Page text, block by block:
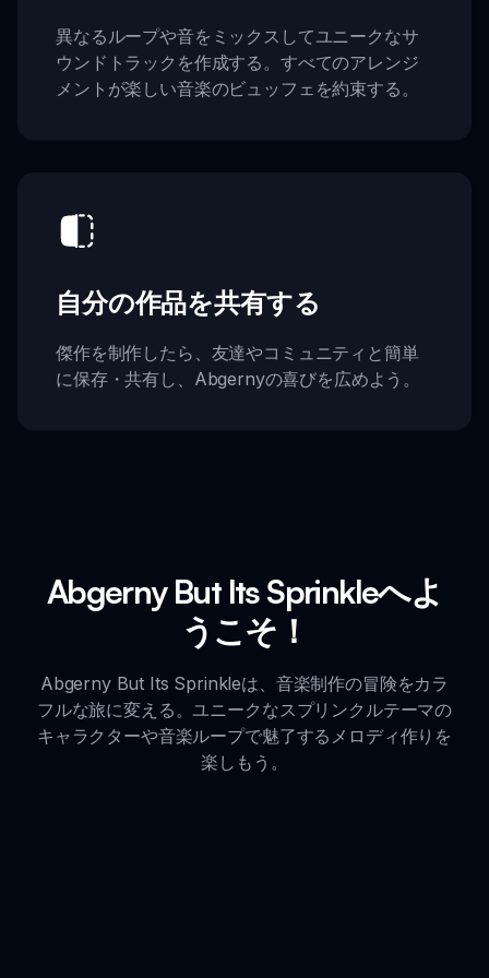
異なるループや音をミックスしてユニークなサ
ウンドトラックを作成する。すべてのアレンジ
メントが楽しい音楽のビュッフェを約束する。
自分の作品を共有する
傑作を制作したら、友達やコミュニティと簡単
に保存・共有し、Abgernyの喜びを広めよう。
Abgerny But Its Sprinkleへよ
うこそ！
Abgerny But Its Sprinkleは、音楽制作の冒険をカラ
フルな旅に変える。ユニークなスプリンクルテーマの
キャラクターや音楽ループで魅了するメロディ作りを
楽しもう。